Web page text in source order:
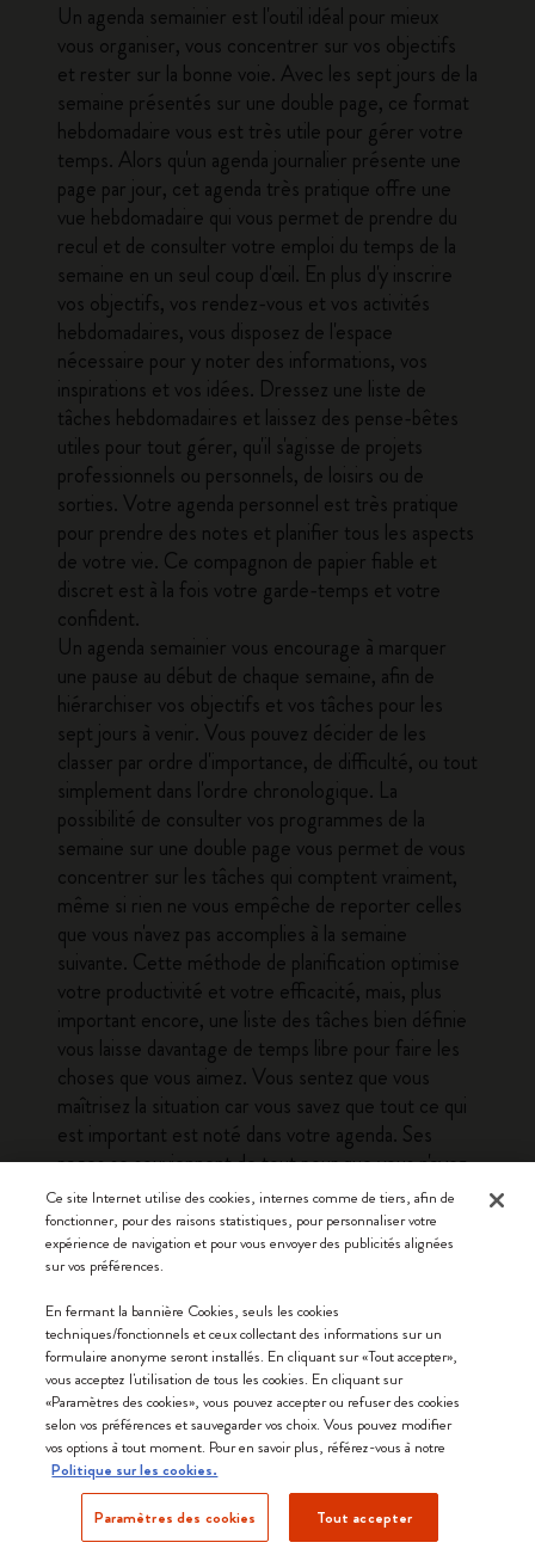
Un agenda semainier est l'outil idéal pour mieux
vous organiser, vous concentrer sur vos objectifs
et rester sur la bonne voie. Avec les sept jours de la
semaine présentés sur une double page, ce format
hebdomadaire vous est très utile pour gérer votre
temps. Alors qu'un agenda journalier présente une
page par jour, cet agenda très pratique offre une
vue hebdomadaire qui vous permet de prendre du
recul et de consulter votre emploi du temps de la
semaine en un seul coup d'œil. En plus d'y inscrire
vos objectifs, vos rendez-vous et vos activités
hebdomadaires, vous disposez de l'espace
nécessaire pour y noter des informations, vos
inspirations et vos idées. Dressez une liste de
tâches hebdomadaires et laissez des pense-bêtes
utiles pour tout gérer, qu'il s'agisse de projets
professionnels ou personnels, de loisirs ou de
sorties. Votre agenda personnel est très pratique
pour prendre des notes et planifier tous les aspects
de votre vie. Ce compagnon de papier fiable et
discret est à la fois votre garde-temps et votre
confident.
Un agenda semainier vous encourage à marquer
une pause au début de chaque semaine, afin de
hiérarchiser vos objectifs et vos tâches pour les
sept jours à venir. Vous pouvez décider de les
classer par ordre d'importance, de difficulté, ou tout
simplement dans l'ordre chronologique. La
possibilité de consulter vos programmes de la
semaine sur une double page vous permet de vous
concentrer sur les tâches qui comptent vraiment,
même si rien ne vous empêche de reporter celles
que vous n'avez pas accomplies à la semaine
suivante. Cette méthode de planification optimise
votre productivité et votre efficacité, mais, plus
important encore, une liste des tâches bien définie
vous laisse davantage de temps libre pour faire les
choses que vous aimez. Vous sentez que vous
maîtrisez la situation car vous savez que tout ce qui
est important est noté dans votre agenda. Ses
pages se souviennent de tout pour que vous n'ayez
pas à le faire vous-même. Vous pouvez également
utiliser les plages horaires pour programmer des
pauses et vous assurer que la frénésie de la vie
quotidienne est contrebalancée par des moments
de détente et de repos.
Un agenda pour celles et ceux
qui ont une vie bien remplie
Commencez par noter vos activités hebdomadaires
dans votre agenda en début de semaine, afin d'avoir
immédiatement un aperçu général de tout ce qui
Ce site Internet utilise des cookies, internes comme de tiers, afin de
fonctionner, pour des raisons statistiques, pour personnaliser votre
expérience de navigation et pour vous envoyer des publicités alignées
sur vos préférences.
En fermant la bannière Cookies, seuls les cookies
techniques/fonctionnels et ceux collectant des informations sur un
formulaire anonyme seront installés. En cliquant sur «Tout accepter»,
vous acceptez l'utilisation de tous les cookies. En cliquant sur
«Paramètres des cookies», vous pouvez accepter ou refuser des cookies
selon vos préférences et sauvegarder vos choix. Vous pouvez modifier
vos options à tout moment. Pour en savoir plus, référez-vous à notre
Politique sur les cookies.
Paramètres des cookies Tout accepter